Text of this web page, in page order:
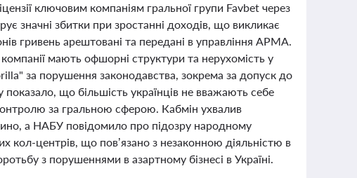
ключовим компаніям гральної групи Favbet через
значні збитки при зростанні доходів, що викликає
гривень арештовані та передані в управління АРМА.
мають офшорні структури та нерухомість у
за порушення законодавства, зокрема за допуск до
що більшість українців не вважають себе
за гральною сферою. Кабмін ухвалив
а НАБУ повідомило про підозру народному
кол-центрів, що пов’язано з незаконною діяльністю в
з порушеннями в азартному бізнесі в Україні.